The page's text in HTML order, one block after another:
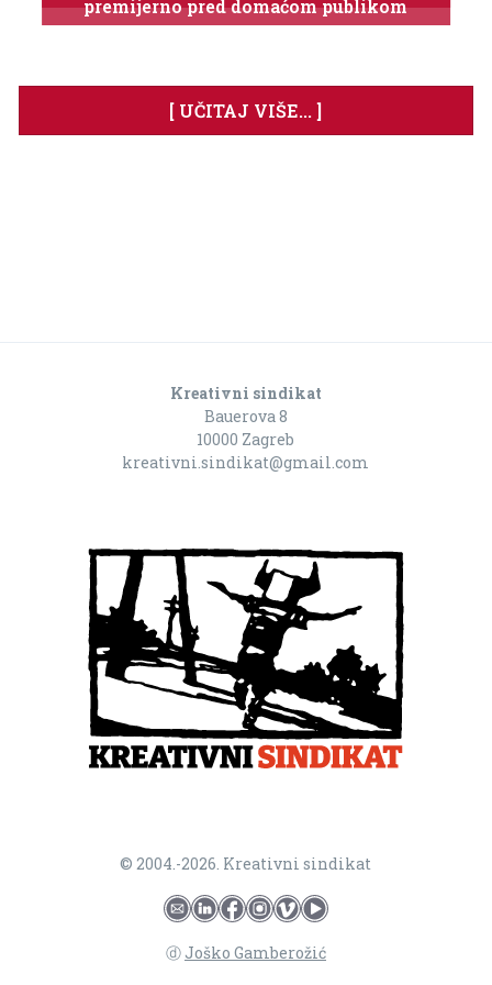
premijerno pred domaćom publikom
[ UČITAJ VIŠE... ]
Kreativni sindikat
Bauerova 8
10000 Zagreb
kreativni.sindikat@gmail.com
© 2004.-2026. Kreativni sindikat
ⓓ Joško Gamberožić